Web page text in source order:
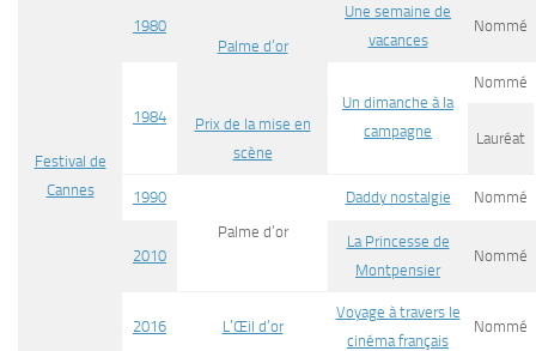
Festival de
Cannes
1980
Palme d’or
Une semaine de
vacances
Nommé
1984
Un dimanche à la
campagne
Nommé
Prix de la mise en
scène
Lauréat
1990
Palme d’or
Daddy nostalgie Nommé
2010
La Princesse de
Montpensier
Nommé
2016 L’Œil d’or
Voyage à travers le
cinéma français
Nommé